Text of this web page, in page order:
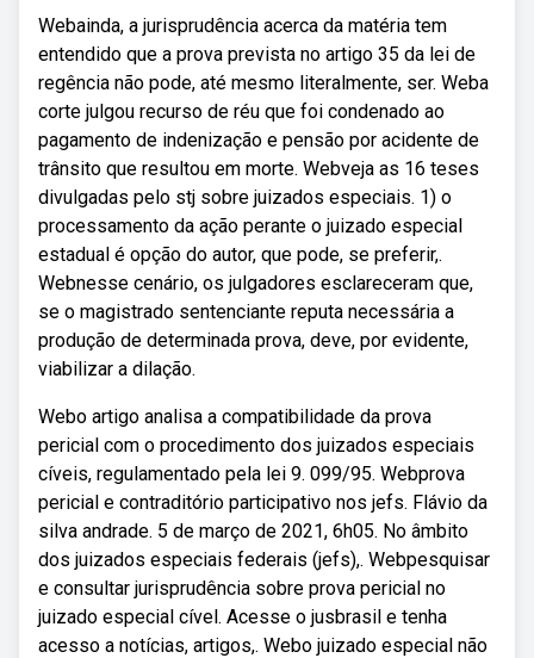
Webainda, a jurisprudência acerca da matéria tem
entendido que a prova prevista no artigo 35 da lei de
regência não pode, até mesmo literalmente, ser. Weba
corte julgou recurso de réu que foi condenado ao
pagamento de indenização e pensão por acidente de
trânsito que resultou em morte. Webveja as 16 teses
divulgadas pelo stj sobre juizados especiais. 1) o
processamento da ação perante o juizado especial
estadual é opção do autor, que pode, se preferir,.
Webnesse cenário, os julgadores esclareceram que,
se o magistrado sentenciante reputa necessária a
produção de determinada prova, deve, por evidente,
viabilizar a dilação.
Webo artigo analisa a compatibilidade da prova
pericial com o procedimento dos juizados especiais
cíveis, regulamentado pela lei 9. 099/95. Webprova
pericial e contraditório participativo nos jefs. Flávio da
silva andrade. 5 de março de 2021, 6h05. No âmbito
dos juizados especiais federais (jefs),. Webpesquisar
e consultar jurisprudência sobre prova pericial no
juizado especial cível. Acesse o jusbrasil e tenha
acesso a notícias, artigos,. Webo juizado especial não